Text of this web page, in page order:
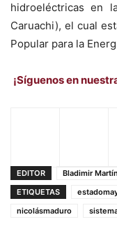
hidroeléctricas en
Caruachi), el cual
Popular para la
¡Síguenos en
EDITOR
Bladimir
ETIQUETAS
nicolásmaduro